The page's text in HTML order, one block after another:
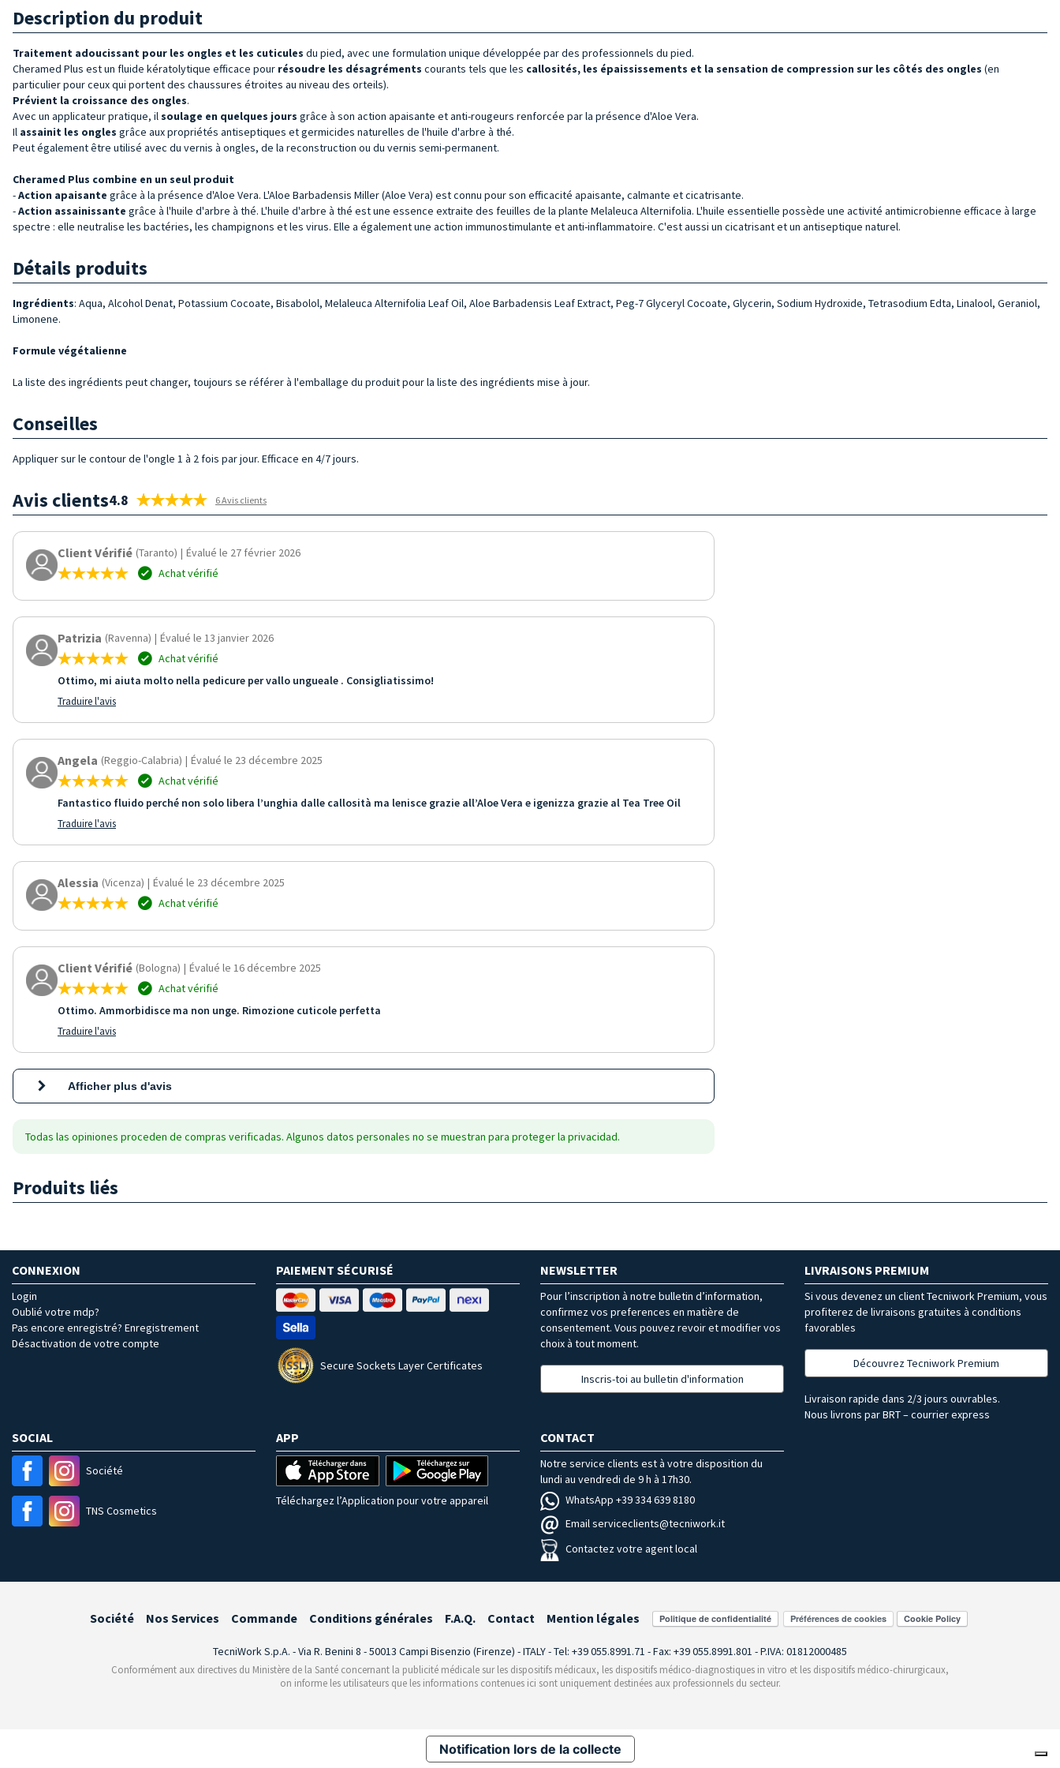
Description du produit
Traitement adoucissant pour les ongles et les cuticules du pied, avec une formulation unique développée par des professionnels du pied.
Cheramed Plus est un fluide kératolytique efficace pour résoudre les désagréments courants tels que les callosités, les épaississements et la sensation de compression sur les côtés des ongles (en
particulier pour ceux qui portent des chaussures étroites au niveau des orteils).
Prévient la croissance des ongles.
Avec un applicateur pratique, ilsoulage en quelques jours grâce à son action apaisante et anti-rougeurs renforcée par la présence d'Aloe Vera.
Il assainit les ongles grâce aux propriétés antiseptiques et germicides naturelles de l'huile d'arbre à thé.
Peut également être utilisé avec du vernis à ongles, de la reconstruction ou du vernis semi-permanent.
Cheramed Plus combine en un seul produit
-Action apaisante grâce à la présence d'Aloe Vera. L'Aloe Barbadensis Miller (Aloe Vera) est connu pour son efficacité apaisante, calmante et cicatrisante.
-Action assainissante grâce à l'huile d'arbre à thé. L'huile d'arbre à thé est une essence extraite des feuilles de la plante Melaleuca Alternifolia. L'huile essentielle possède une activité antimicrobienne efficace à large
spectre : elle neutralise les bactéries, les champignons et les virus. Elle a également une action immunostimulante et anti-inflammatoire. C'est aussi un cicatrisant et un antiseptique naturel.
Détails produits
Ingrédients: Aqua, Alcohol Denat, Potassium Cocoate, Bisabolol, Melaleuca Alternifolia Leaf Oil, Aloe Barbadensis Leaf Extract, Peg-7 Glyceryl Cocoate, Glycerin, Sodium Hydroxide, Tetrasodium Edta, Linalool, Geraniol,
Limonene.
Formule végétalienne
La liste des ingrédients peut changer, toujours se référer à l'emballage du produit pour la liste des ingrédients mise à jour.
Conseilles
Appliquer sur le contour de l'ongle 1 à 2 fois par jour. Efficace en 4/7 jours.
Avis clients4.8 6 Avis clients
Client Vérifié (Taranto) | Évalué le 27 février 2026
Achat vérifié
Patrizia (Ravenna) | Évalué le 13 janvier 2026
Achat vérifié
Ottimo, mi aiuta molto nella pedicure per vallo ungueale . Consigliatissimo!
Traduire l'avis
Angela (Reggio-Calabria) | Évalué le 23 décembre 2025
Achat vérifié
Fantastico fluido perché non solo libera l’unghia dalle callosità ma lenisce grazie all’Aloe Vera e igenizza grazie al Tea Tree Oil
Traduire l'avis
Alessia (Vicenza) | Évalué le 23 décembre 2025
Achat vérifié
Client Vérifié (Bologna) | Évalué le 16 décembre 2025
Achat vérifié
Ottimo. Ammorbidisce ma non unge. Rimozione cuticole perfetta
Traduire l'avis
Afficher plus d'avis
Todas las opiniones proceden de compras verificadas. Algunos datos personales no se muestran para proteger la privacidad.
Produits liés
CONNEXION
Login
Oublié votre mdp?
Pas encore enregistré? Enregistrement
Désactivation de votre compte
PAIEMENT SÉCURISÉ
Secure Sockets Layer Certificates
NEWSLETTER
Pour l’inscription à notre bulletin d’information,
confirmez vos preferences en matière de
consentement. Vous pouvez revoir et modifier vos
choix à tout moment.
Inscris-toi au bulletin d'information
LIVRAISONS PREMIUM
Si vous devenez un client Tecniwork Premium, vous
profiterez de livraisons gratuites à conditions
favorables
Découvrez Tecniwork Premium
Livraison rapide dans 2/3 jours ouvrables.
Nous livrons par BRT – courrier express
SOCIAL
Société
TNS Cosmetics
APP
Téléchargez l’Application pour votre appareil
CONTACT
Notre service clients est à votre disposition du
lundi au vendredi de 9 h à 17h30.
WhatsApp +39 334 639 8180
Email serviceclients@tecniwork.it
Contactez votre agent local
Société Nos Services Commande Conditions générales F.A.Q. Contact Mention légales Préférences de cookies
TecniWork S.p.A. - Via R. Benini 8 - 50013 Campi Bisenzio (Firenze) - ITALY - Tel: +39 055.8991.71 - Fax: +39 055.8991.801 - P.IVA: 01812000485
Conformément aux directives du Ministère de la Santé concernant la publicité médicale sur les dispositifs médicaux, les dispositifs médico-diagnostiques in vitro et les dispositifs médico-chirurgicaux,
on informe les utilisateurs que les informations contenues ici sont uniquement destinées aux professionnels du secteur.
Notification lors de la collecte